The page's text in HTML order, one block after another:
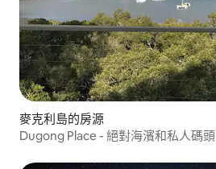
麥克利島的房源
Dugong Place - 絕對海濱和私人碼頭